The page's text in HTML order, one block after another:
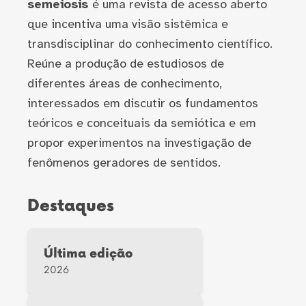
semeiosis é uma revista de acesso aberto
que incentiva uma visão sistêmica e
transdisciplinar do conhecimento científico.
Reúne a produção de estudiosos de
diferentes áreas de conhecimento,
interessados em discutir os fundamentos
teóricos e conceituais da semiótica e em
propor experimentos na investigação de
fenômenos geradores de sentidos.
Destaques
Última edição
2026